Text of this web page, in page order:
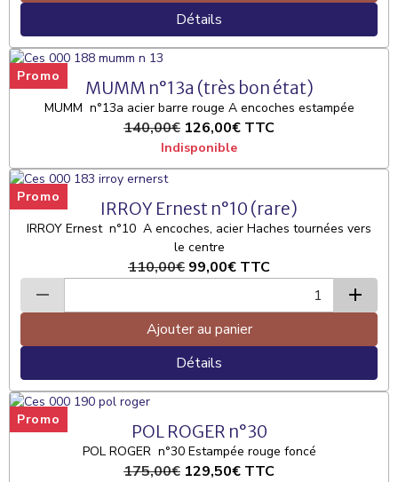
Détails
Promo
MUMM n°13a (très bon état)
MUMM n°13a acier barre rouge A encoches estampée
140,00€ 126,00€ TTC
Indisponible
Promo
IRROY Ernest n°10 (rare)
IRROY Ernest n°10 A encoches, acier Haches tournées vers
le centre
110,00€ 99,00€ TTC
Ajouter au panier
Détails
Promo
POL ROGER n°30
POL ROGER n°30 Estampée rouge foncé
175,00€ 129,50€ TTC